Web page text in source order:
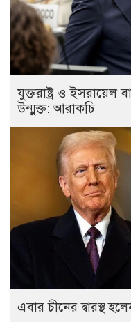
যুক্তরাষ্ট্র ও ইসরায়েল
উন্মুক্ত: আরাকচি
এবার চীনের দ্বারস্থ